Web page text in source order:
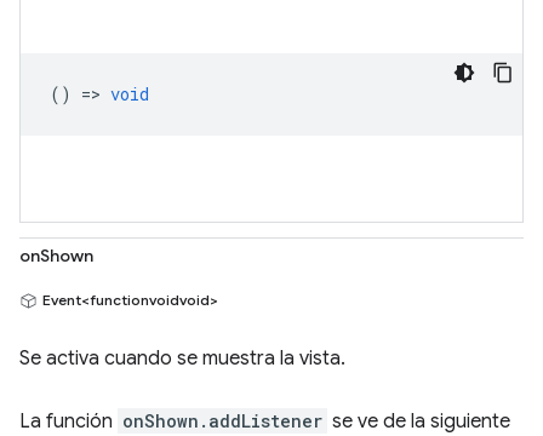
() => void
onShown
Event<functionvoidvoid>
Se activa cuando se muestra la vista.
La función onShown.addListener se ve de la siguiente